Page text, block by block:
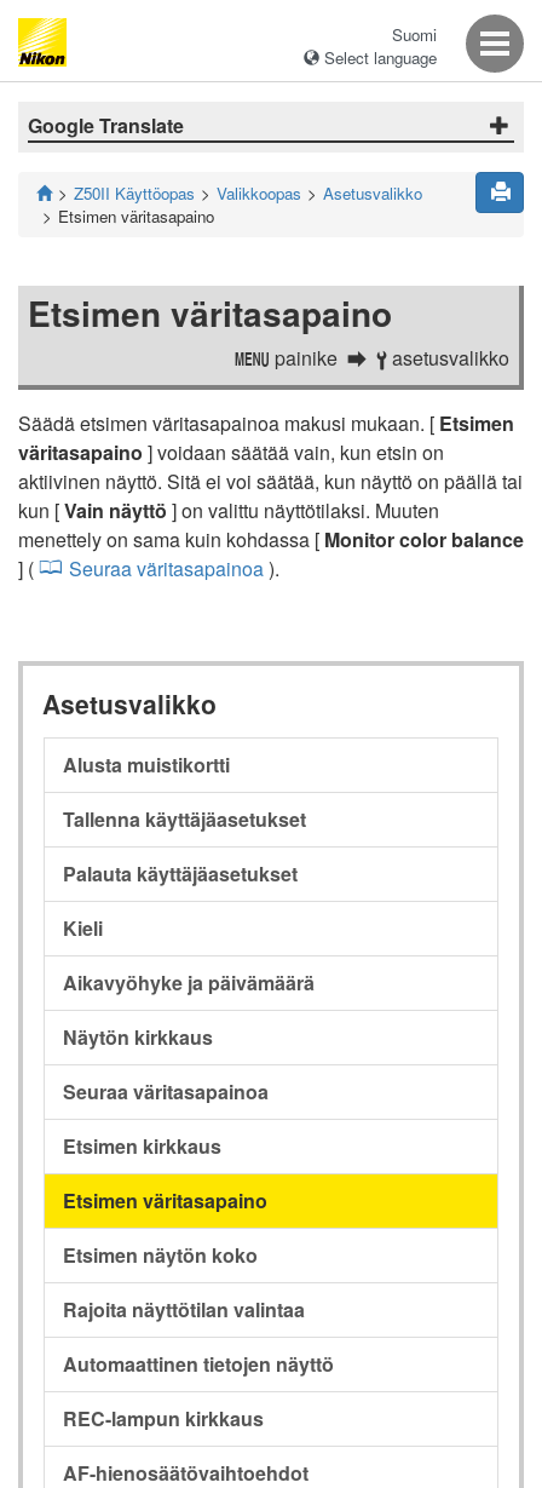
Suomi
Select language
Google Translate
Z50II Käyttöopas Valikkoopas
Asetusvalikko
Etsimen väritasapaino
Etsimen väritasapaino
G painike B asetusvalikko
Säädä etsimen väritasapainoa makusi mukaan. [ Etsimen
väritasapaino ] voidaan säätää vain, kun etsin on
aktiivinen näyttö. Sitä ei voi säätää, kun näyttö on päällä tai
kun [Vain näyttö ] on valittu näyttötilaksi. Muuten
menettely on sama kuin kohdassa [ Monitor color balance
] (
Seuraa väritasapainoa).
Asetusvalikko
Alusta muistikortti
Tallenna käyttäjäasetukset
Palauta käyttäjäasetukset
Kieli
Aikavyöhyke ja päivämäärä
Näytön kirkkaus
Seuraa väritasapainoa
Etsimen kirkkaus
Etsimen väritasapaino
Etsimen näytön koko
Rajoita näyttötilan valintaa
Automaattinen tietojen näyttö
REC-lampun kirkkaus
AF-hienosäätövaihtoehdot